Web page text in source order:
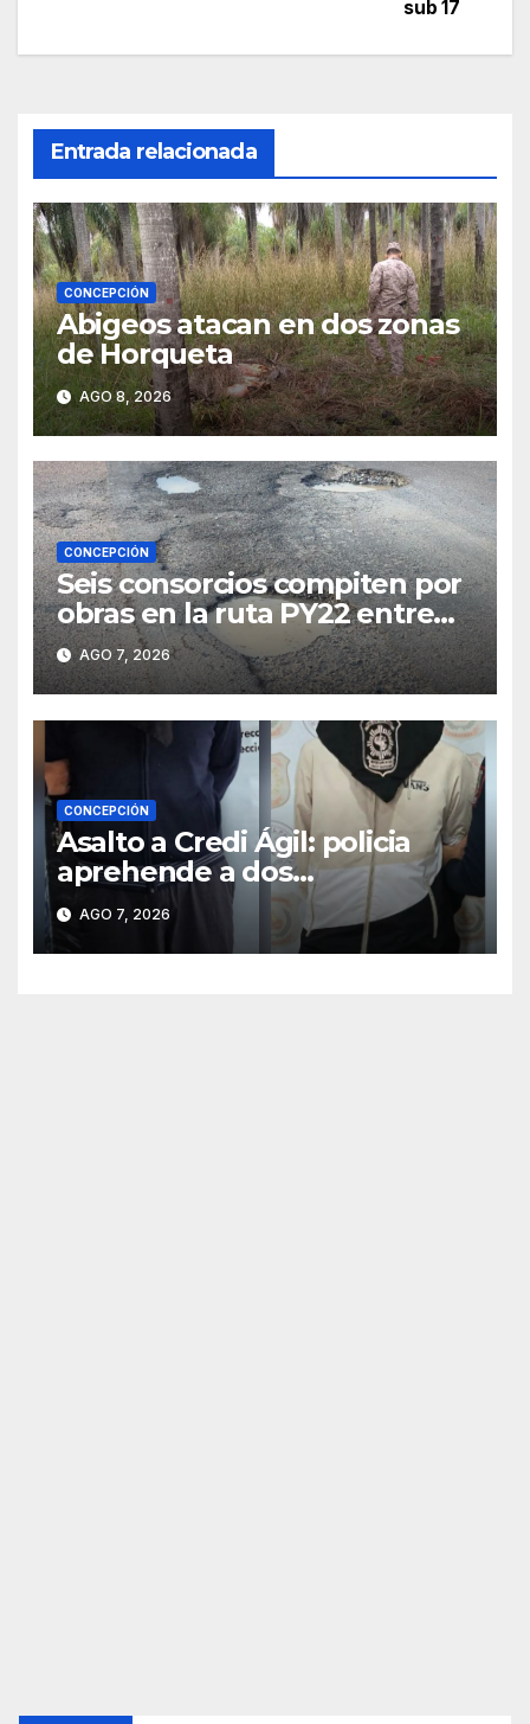
entradas
sub 17
Entrada relacionada
CONCEPCIÓN
Abigeos atacan en dos zonas
de Horqueta
AGO 8, 2026
CONCEPCIÓN
Seis consorcios compiten por
obras en la ruta PY22 entre
Concepción y Vallemí
AGO 7, 2026
CONCEPCIÓN
Asalto a Credi Ágil: policia
aprehende a dos
sospechosos e incauta
evidencias en Concepción
AGO 7, 2026